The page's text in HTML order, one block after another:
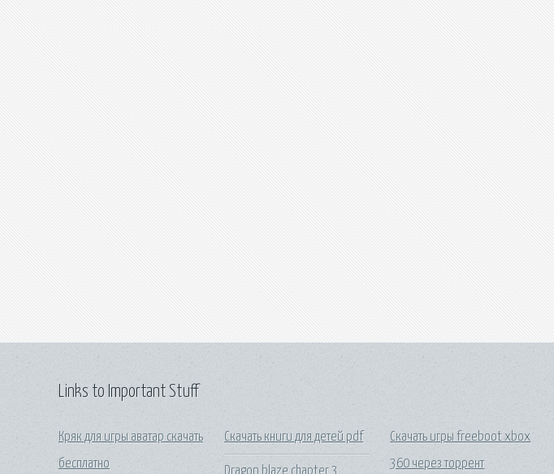
Links to Important Stuff
Кряк для игры аватар скачать
бесплатно
Скачать книги для детей pdf
Скачать игры freeboot xbox
360 через торрент